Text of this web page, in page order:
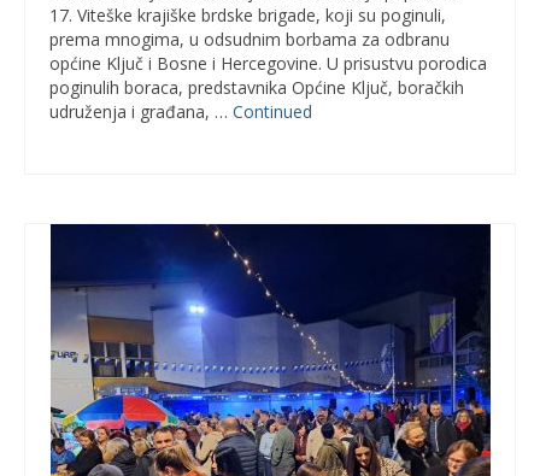
17. Viteške krajiške brdske brigade, koji su poginuli,
prema mnogima, u odsudnim borbama za odbranu
općine Ključ i Bosne i Hercegovine. U prisustvu porodica
poginulih boraca, predstavnika Općine Ključ, boračkih
udruženja i građana, … Continued